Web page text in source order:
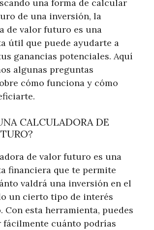
una forma de calcular
de una inversión, la
de valor futuro es una
útil que puede ayudarte a
ganancias potenciales. Aquí
algunas preguntas
cómo funciona y cómo
CALCULADORA DE
de valor futuro es una
financiera que te permite
valdrá una inversión en el
un cierto tipo de interés
Con esta herramienta, puedes
fácilmente cuánto podrías